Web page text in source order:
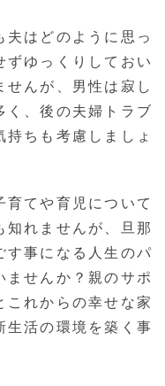
夫はどのように思っ
ずゆっくりしておい
せんが、男性は寂し
く、後の夫婦トラブ
ちも考慮しましょ
育てや育児について
知れませんが、旦那
す事になる人生のパ
ませんか？親のサポ
これからの幸せな家
生活の環境を築く事